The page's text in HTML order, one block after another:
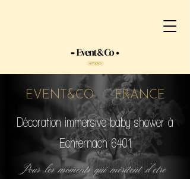
EVENT&CO FRANCE
Décoration immersive baby shower à
Echternach 6401
Pour les moments qui méritent d'etre